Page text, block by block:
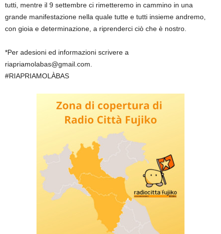
tutti, mentre il 9 settembre ci rimetteremo in cammino in una
grande manifestazione nella quale tutte e tutti insieme andremo,
con gioia e determinazione, a riprenderci ciò che è nostro.
*Per adesioni ed informazioni scrivere a
riapriamolabas@gmail.com.
#RIAPRIAMOLÀBAS